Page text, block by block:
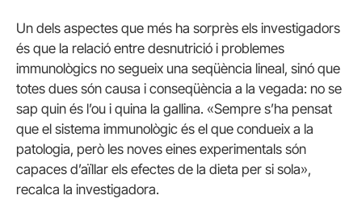
Un dels aspectes que més ha sorprès els investigadors
és que la relació entre desnutrició i problemes
immunològics no segueix una seqüència lineal, sinó que
totes dues són causa i conseqüència a la vegada: no se
sap quin és l’ou i quina la gallina. «Sempre s’ha pensat
que el sistema immunològic és el que condueix a la
patologia, però les noves eines experimentals són
capaces d’aïllar els efectes de la dieta per si sola»,
recalca la investigadora.